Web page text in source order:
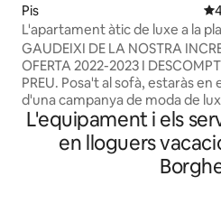
Pis
L'apartament àtic de luxe a la
d'Espanya
GAUDEIXI DE LA NOSTRA
OFERTA 2022-2023 I
PREU. Posa't al sofà, estaràs en el plató
d'una campanya de moda de
aquest àtic de luxe d'alta
just al costat del palau Hèrmes i
entre el Palazzo Fendi i el
Valentino, viuràs una
L'equipament i els
en lloguers